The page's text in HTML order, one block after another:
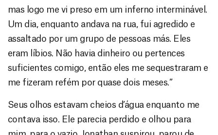
mas logo me vi preso em um inferno interminável.
Um dia, enquanto andava na rua, fui agredido e
assaltado por um grupo de pessoas más. Eles
eram líbios. Não havia dinheiro ou pertences
suficientes comigo, então eles me sequestraram e
me fizeram refém por quase dois meses.”
Seus olhos estavam cheios d’água enquanto me
contava isso. Ele parecia perdido e olhou para